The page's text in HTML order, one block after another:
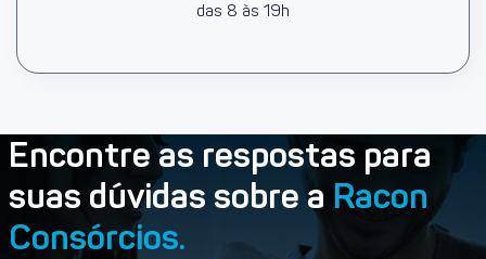
das 8 às 19h
Encontre as respostas para
suas dúvidas sobre a Racon
Consórcios.